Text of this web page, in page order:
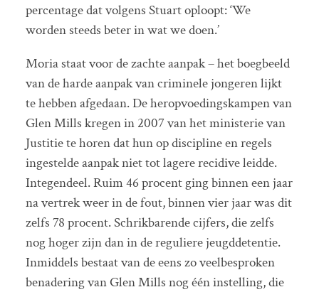
percentage dat volgens Stuart oploopt: ‘We
worden steeds beter in wat we doen.’
Moria staat voor de zachte aanpak – het boegbeeld
van de harde aanpak van criminele jongeren lijkt
te hebben afgedaan. De heropvoedingskampen van
Glen Mills kregen in 2007 van het ministerie van
Justitie te horen dat hun op discipline en regels
ingestelde aanpak niet tot lagere recidive leidde.
Integendeel. Ruim 46 procent ging binnen een jaar
na vertrek weer in de fout, binnen vier jaar was dit
zelfs 78 procent. Schrikbarende cijfers, die zelfs
nog hoger zijn dan in de reguliere jeugddetentie.
Inmiddels bestaat van de eens zo veelbesproken
benadering van Glen Mills nog één instelling, die